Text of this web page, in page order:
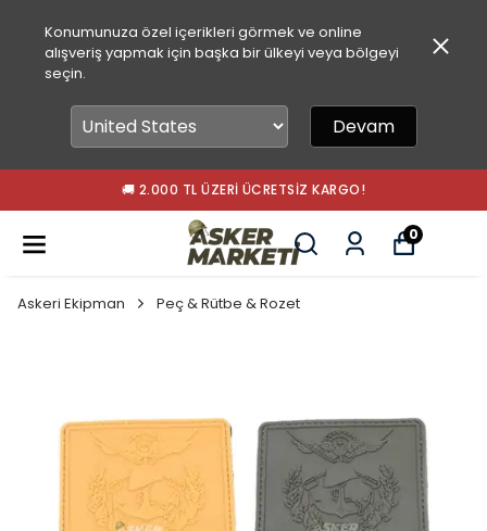
Konumunuza özel içerikleri görmek ve online
alışveriş yapmak için başka bir ülkeyi veya bölgeyi
seçin.
Devam
🚚 2.000 TL ÜZERI ÜCRETSIZ KARGO!
0
Askeri Ekipman Peç & Rütbe & Rozet